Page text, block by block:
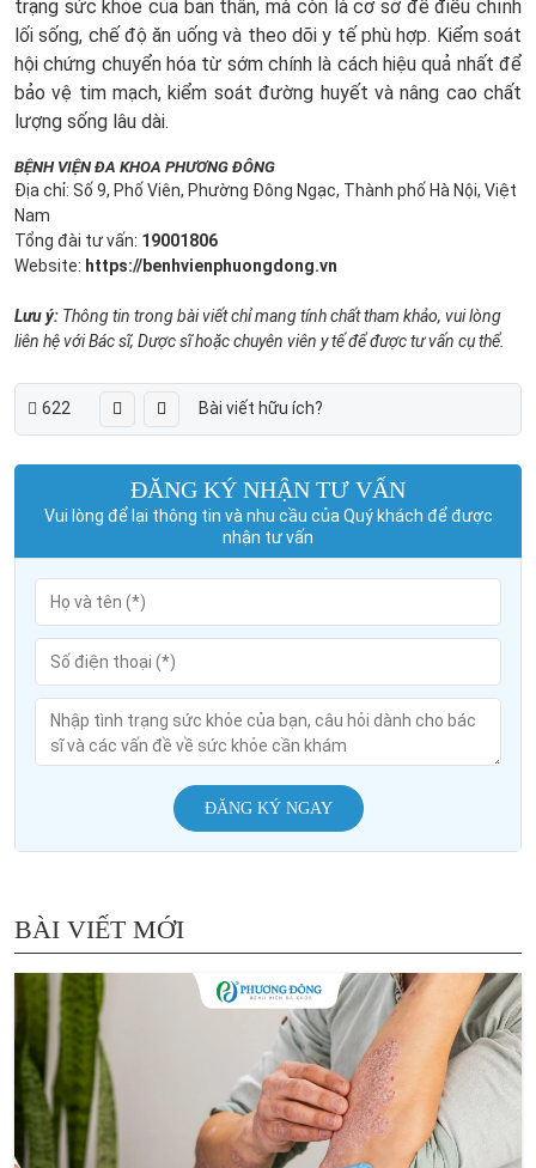
trạng sức khỏe của bản thân, mà còn là cơ sở để điều chỉnh
lối sống, chế độ ăn uống và theo dõi y tế phù hợp. Kiểm soát
hội chứng chuyển hóa từ sớm chính là cách hiệu quả nhất để
bảo vệ tim mạch, kiểm soát đường huyết và nâng cao chất
lượng sống lâu dài.
BỆNH VIỆN ĐA KHOA PHƯƠNG ĐÔNG
Địa chỉ: Số 9, Phố Viên, Phường Đông Ngạc, Thành phố Hà Nội, Việt
Nam
Tổng đài tư vấn: 19001806
Website: https://benhvienphuongdong.vn
Lưu ý: Thông tin trong bài viết chỉ mang tính chất tham khảo, vui lòng
liên hệ với Bác sĩ, Dược sĩ hoặc chuyên viên y tế để được tư vấn cụ thể.
622 Bài viết hữu ích?
ĐĂNG KÝ NHẬN TƯ VẤN
Vui lòng để lại thông tin và nhu cầu của Quý khách để được
nhận tư vấn
ĐĂNG KÝ NGAY
BÀI VIẾT MỚI